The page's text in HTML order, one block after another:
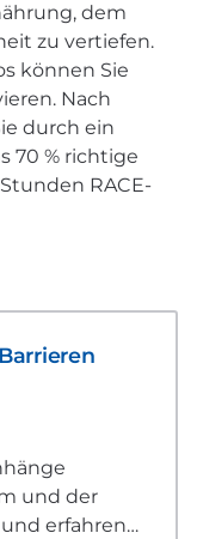
dem
zu vertiefen.
können Sie
Nach
durch ein
70 % richtige
RACE-
und der
erfahren